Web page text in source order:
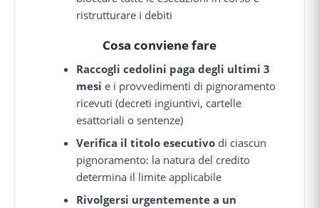
ristrutturare i debiti
Cosa conviene fare
Raccogli cedolini paga degli ultimi 3
mesi e i provvedimenti di pignoramento
ricevuti (decreti ingiuntivi, cartelle
esattoriali o sentenze)
Verifica il titolo esecutivo di ciascun
pignoramento: la natura del credito
determina il limite applicabile
Rivolgersi urgentemente a un